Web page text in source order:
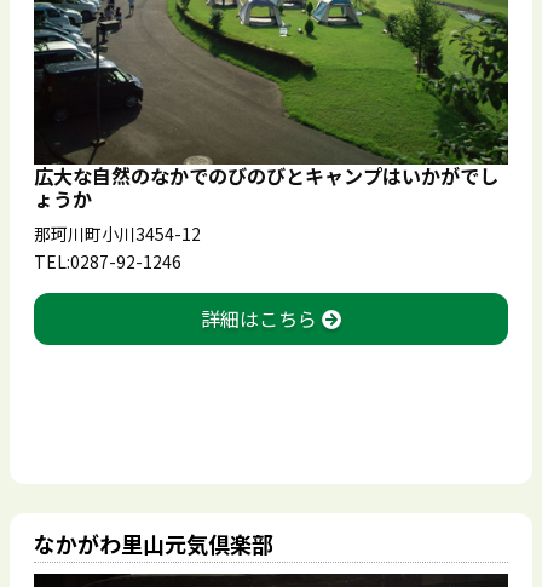
広大な自然のなかでのびのびとキャンプはいかがでし
ょうか
那珂川町小川3454-12
TEL:0287-92-1246
詳細はこちら
なかがわ里山元気倶楽部